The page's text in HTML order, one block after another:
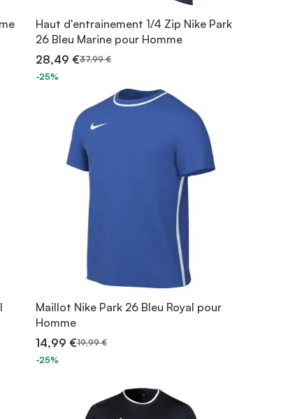
Haut d'entrainement 1/4 Zip Nike Park
26 Bleu Marine pour Homme
28,49 €37,99 €
-25%
Maillot Nike Park 26 Bleu Royal pour
Homme
14,99 €19,99 €
-25%